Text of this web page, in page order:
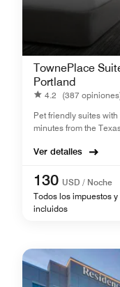
TownePlace
Portland
4.2 (387
Pet friendly suites
minutes from the
Ver detalles
130 USD / Noche
Todos los impuestos
incluidos